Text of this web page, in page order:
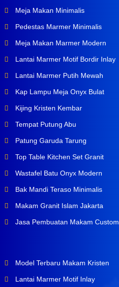
Meja Makan Minimalis
Pedestas Marmer Minimalis
Meja Makan Marmer Modern
Lantai Marmer Motif Bordir Inlay
Lantai Marmer Putih Mewah
Kap Lampu Meja Onyx Bulat
Kijing Kristen Kembar
Tempat Putung Abu
Patung Garuda Tarung
Top Table Kitchen Set Granit
Wastafel Batu Onyx Modern
Bak Mandi Teraso Minimalis
Makam Granit Islam Jakarta
Jasa Pembuatan Makam Custom
Model Terbaru Makam Kristen
Lantai Marmer Motif Inlay